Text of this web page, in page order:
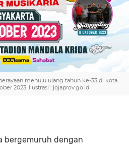
menuju ulang tahun ke-33 di kota
2023. Ilustrasi : jojaprov.go.id
bergemuruh dengan